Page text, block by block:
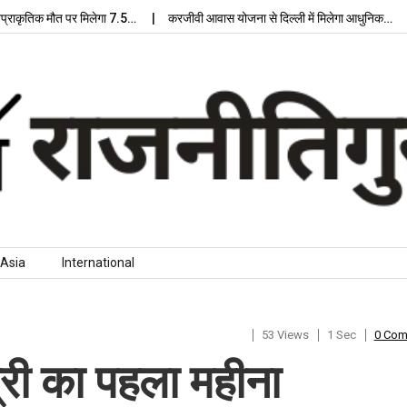
मौत पर मिलेगा 7.5… करजीवी आवास योजना से दिल्ली में मिलेगा आधुनिक…
Asia International
53 Views 1 Sec 0
का पहला महीना